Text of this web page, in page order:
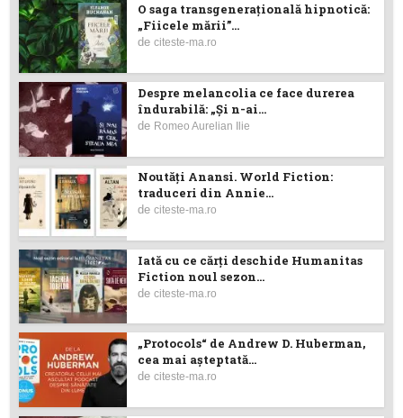
O saga transgenerațională hipnotică:
„Fiicele mării”...
deciteste-ma.ro
Despre melancolia ce face durerea
îndurabilă: „Și n-ai...
de Romeo Aurelian Ilie
Noutăţi Anansi. World Fiction:
traduceri din Annie...
deciteste-ma.ro
Iată cu ce cărţi deschide Humanitas
Fiction noul sezon...
deciteste-ma.ro
„Protocols“ de Andrew D. Huberman,
cea mai așteptată...
deciteste-ma.ro